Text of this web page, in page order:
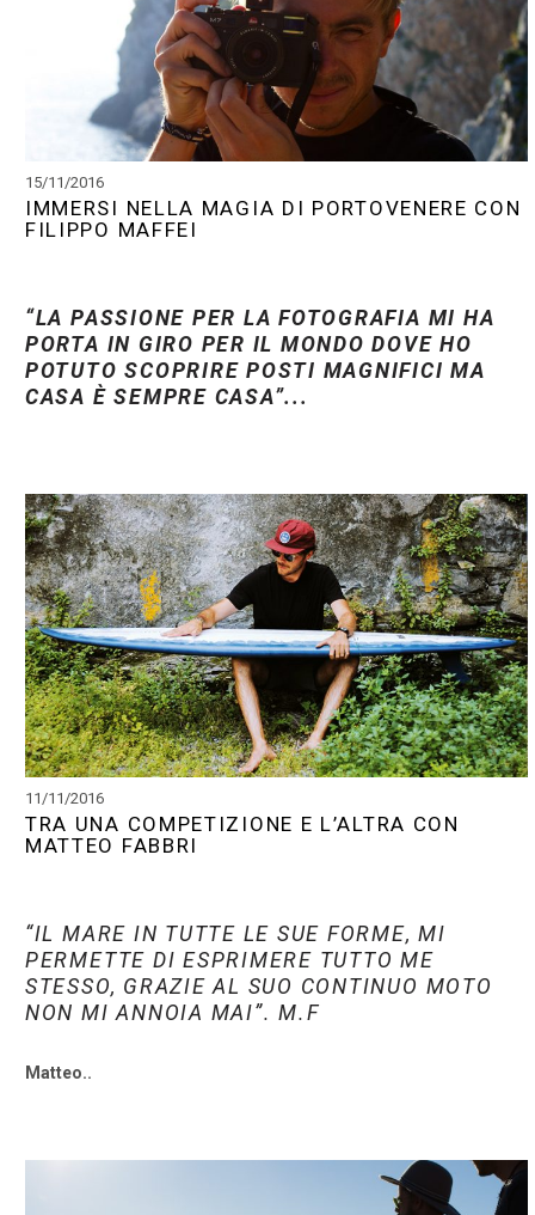
15/11/2016
IMMERSI NELLA MAGIA DI PORTOVENERE CON
FILIPPO MAFFEI
“LA PASSIONE PER LA FOTOGRAFIA MI HA
PORTA IN GIRO PER IL MONDO DOVE HO
POTUTO SCOPRIRE POSTI MAGNIFICI MA
CASA È SEMPRE CASA”...
11/11/2016
TRA UNA COMPETIZIONE E L’ALTRA CON
MATTEO FABBRI
“IL MARE IN TUTTE LE SUE FORME, MI
PERMETTE DI ESPRIMERE TUTTO ME
STESSO, GRAZIE AL SUO CONTINUO MOTO
NON MI ANNOIA MAI”. M.F
Matteo..